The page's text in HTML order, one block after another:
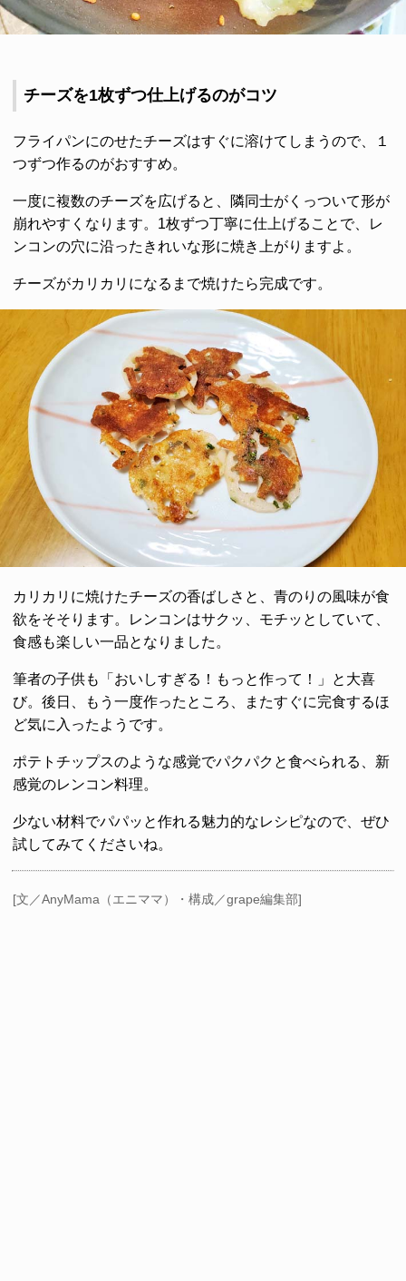
チーズを1枚ずつ仕上げるのがコツ
フライパンにのせたチーズはすぐに溶けてしまうので、１
つずつ作るのがおすすめ。
一度に複数のチーズを広げると、隣同士がくっついて形が
崩れやすくなります。1枚ずつ丁寧に仕上げることで、レ
ンコンの穴に沿ったきれいな形に焼き上がりますよ。
チーズがカリカリになるまで焼けたら完成です。
カリカリに焼けたチーズの香ばしさと、青のりの風味が食
欲をそそります。レンコンはサクッ、モチッとしていて、
食感も楽しい一品となりました。
筆者の子供も「おいしすぎる！もっと作って！」と大喜
び。後日、もう一度作ったところ、またすぐに完食するほ
ど気に入ったようです。
ポテトチップスのような感覚でパクパクと食べられる、新
感覚のレンコン料理。
少ない材料でパパッと作れる魅力的なレシピなので、ぜひ
試してみてくださいね。
[文／AnyMama（エニママ）・構成／grape編集部]